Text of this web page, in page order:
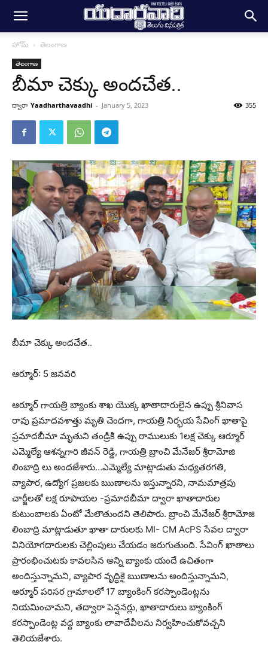
హోమ్ తెలంగాణ
తెలంగాణ
బీమా చెక్కు అందచేత..
ద్వారా Yaadharthavaadhi - January 5, 2023 355
బీమా చెక్కు అందచేత..
ఆర్మూర్: 5 జనవరి
ఆర్మూర్ గాయత్రి బ్యాంకు శాఖ యొక్క ఖాతాదారులైన ఉప్పు శ్రీనివాస
రావు ప్రమాదవశాత్తు మృతి చెందగా, గాయత్రి నిర్భయ సేవింగ్ ఖాతాపై
ప్రమాదబీమా మృతుని తండ్రికి ఉప్పు రాములుకు 1లక్ష చెక్కు ఆర్మూర్
ఎమ్మెల్యే ఆశన్నగారి జీవన్ రెడ్డి, గాయత్రి బ్రాంచి మేనేజర్ శ్రీరామోజి
లింబాద్రి లు అందజేశారు…ఎమ్మెల్యే మాట్లాడుతు మధ్యతరగతి,
వ్యాపార, ఉద్యోగ ప్రజలకు ఋణాలను ఇస్తున్నారని, నామమాత్రపు
చార్జీలతో లక్ష రూపాయల -ప్రమాదబీమా ద్వారా ఖాతాదారుల
కుటుంబాలకు ఏంటో మేలౌతుందని తెలిపారు. బ్రాంచి మేనేజర్ శ్రీరామోజి
లింబాద్రి మాట్లాడుతూ ఖాతా దారులకు MI- CM AcPS సేవల ద్వారా
వినియోగదారులకు చెల్లింపులు చేయడం జరుగుతుంది. సేవింగ్ ఖాతాలు
ప్రారంభించుటకు కావలసిన అన్ని బ్యాంకు యందే ఉచితంగా
అందిస్తున్నామని, వ్యాపార వృద్ధికై ఋణాలను అందిస్తున్నామని,
ఆర్మూర్ పరిసర గ్రామాలలో 17 బ్యాంకింగ్ కరస్పాండెంట్లను
నియమించామని, తద్వారా పెన్షనర్లు, ఖాతాదారులు బ్యాంకింగ్
కరస్పాండెంట్ల వద్ద బ్యాంకు లావాదేవీలను నిర్వహించుకోవచ్చని
తెలియజేశారు.